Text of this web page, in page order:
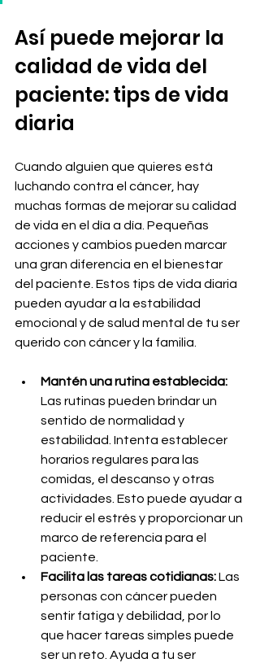
Así puede mejorar la
calidad de vida del
paciente: tips de vida
diaria
Cuando alguien que quieres está
luchando contra el cáncer, hay
muchas formas de mejorar su calidad
de vida en el día a día. Pequeñas
acciones y cambios pueden marcar
una gran diferencia en el bienestar
del paciente. Estos tips de vida diaria
pueden ayudar a la estabilidad
emocional y de salud mental de tu ser
querido con cáncer y la familia.
Mantén una rutina establecida:
Las rutinas pueden brindar un
sentido de normalidad y
estabilidad. Intenta establecer
horarios regulares para las
comidas, el descanso y otras
actividades. Esto puede ayudar a
reducir el estrés y proporcionar un
marco de referencia para el
paciente.
Facilita las tareas cotidianas: Las
personas con cáncer pueden
sentir fatiga y debilidad, por lo
que hacer tareas simples puede
ser un reto. Ayuda a tu ser